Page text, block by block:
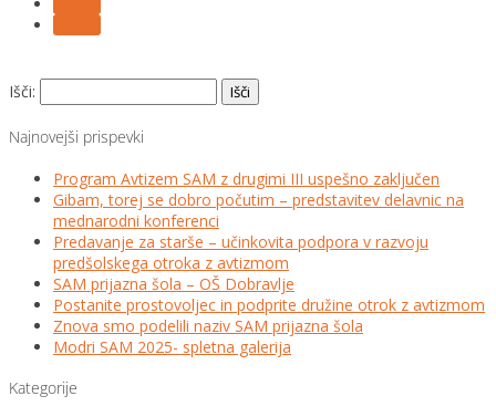
Išči:
Najnovejši prispevki
Program Avtizem SAM z drugimi III uspešno zaključen
Gibam, torej se dobro počutim – predstavitev delavnic na
mednarodni konferenci
Predavanje za starše – učinkovita podpora v razvoju
predšolskega otroka z avtizmom
SAM prijazna šola – OŠ Dobravlje
Postanite prostovoljec in podprite družine otrok z avtizmom
Znova smo podelili naziv SAM prijazna šola
Modri SAM 2025- spletna galerija
Kategorije